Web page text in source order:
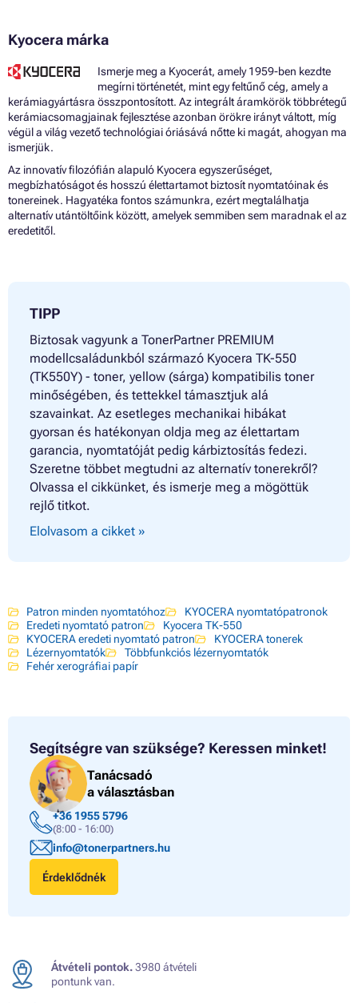
Kyocera márka
Ismerje meg a Kyocerát, amely 1959-ben kezdte
megírni történetét, mint egy feltűnő cég, amely a
kerámiagyártásra összpontosított. Az integrált áramkörök többrétegű
kerámiacsomagjainak fejlesztése azonban örökre irányt váltott, míg
végül a világ vezető technológiai óriásává nőtte ki magát, ahogyan ma
ismerjük.
Az innovatív filozófián alapuló Kyocera egyszerűséget,
megbízhatóságot és hosszú élettartamot biztosít nyomtatóinak és
tonereinek. Hagyatéka fontos számunkra, ezért megtalálhatja
alternatív utántöltőink között, amelyek semmiben sem maradnak el az
eredetitől.
TIPP
Biztosak vagyunk a TonerPartner PREMIUM
modellcsaládunkból származó Kyocera TK-550
(TK550Y) - toner, yellow (sárga) kompatibilis toner
minőségében, és tettekkel támasztjuk alá
szavainkat. Az esetleges mechanikai hibákat
gyorsan és hatékonyan oldja meg az élettartam
garancia, nyomtatóját pedig kárbiztosítás fedezi.
Szeretne többet megtudni az alternatív tonerekről?
Olvassa el cikkünket, és ismerje meg a mögöttük
rejlő titkot.
Elolvasom a cikket »
Patron minden nyomtatóhoz
KYOCERA nyomtatópatronok
Eredeti nyomtató patron
Kyocera TK-550
KYOCERA eredeti nyomtató patron
KYOCERA tonerek
Lézernyomtatók
Többfunkciós lézernyomtatók
Fehér xerográfiai papír
Segítségre van szüksége? Keressen minket!
Tanácsadó
a választásban
+36 1955 5796
(8:00 - 16:00)
info@tonerpartners.hu
Érdeklődnék
Átvételi pontok.3980 átvételi
pontunk van.